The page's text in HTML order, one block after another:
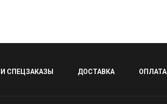
СПЕЦЗАКАЗЫ ДОСТАВКА ОПЛАТА